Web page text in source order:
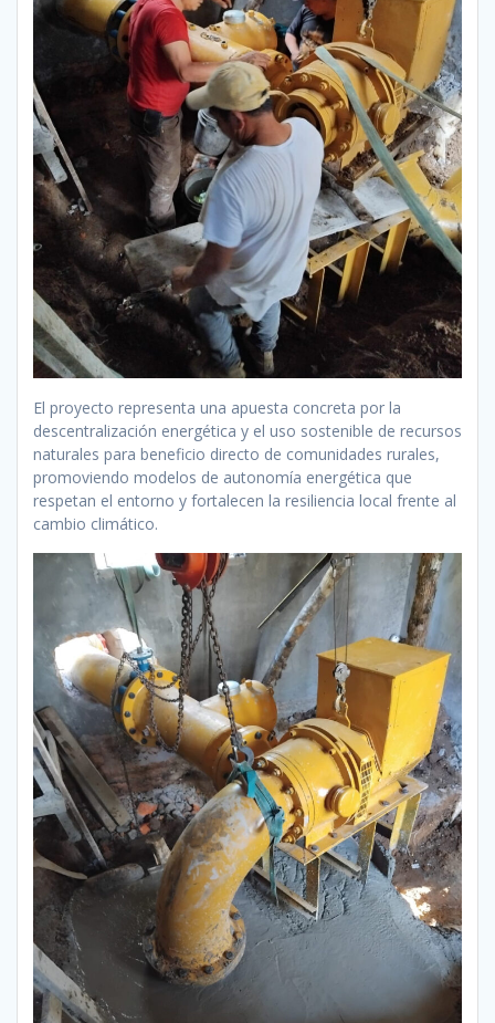
El proyecto representa una apuesta concreta por la
descentralización energética y el uso sostenible de recursos
naturales para beneficio directo de comunidades rurales,
promoviendo modelos de autonomía energética que
respetan el entorno y fortalecen la resiliencia local frente al
cambio climático.